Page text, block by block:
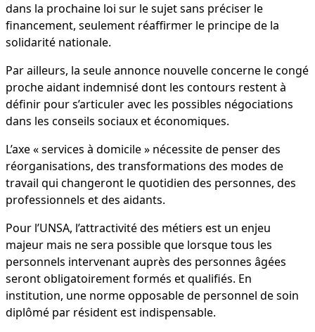
dans la prochaine loi sur le sujet sans préciser le
financement, seulement réaffirmer le principe de la
solidarité nationale.
Par ailleurs, la seule annonce nouvelle concerne le congé
proche aidant indemnisé dont les contours restent à
définir pour s’articuler avec les possibles négociations
dans les conseils sociaux et économiques.
L’axe « services à domicile » nécessite de penser des
réorganisations, des transformations des modes de
travail qui changeront le quotidien des personnes, des
professionnels et des aidants.
Pour l’UNSA, l’attractivité des métiers est un enjeu
majeur mais ne sera possible que lorsque tous les
personnels intervenant auprès des personnes âgées
seront obligatoirement formés et qualifiés. En
institution, une norme opposable de personnel de soin
diplômé par résident est indispensable.